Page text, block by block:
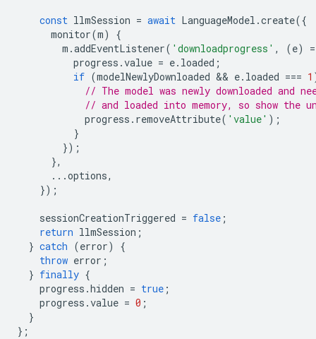
const llmSession = await LanguageModel .create({
monitor(m)
{
m .addEventListener( 'downloadprogress' , (e) =
progress .value = e. loaded ;
if (modelNewlyDownloaded && e. loaded === 1
// The model was newly downloaded and
// and loaded into memory, so show the
progress . removeAttribute( 'value' );
}
});
},
...options,
});
sessionCreationTriggered = false ;
return llmSession ;
} catch (error)
{
throw error ;
} finally {
progress .hidden = true ;
progress .value = 0 ;
}
};